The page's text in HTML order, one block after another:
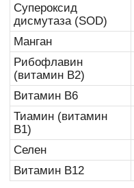
Супероксид
дисмутаза (SOD)
Манган
Рибофлавин
(витамин B2)
Витамин B6
Тиамин (витамин
B1)
Селен
Витамин B12